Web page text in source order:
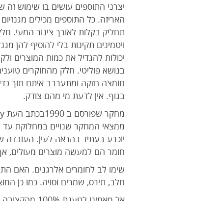
האריזה. כל התוספים מכילים
תחליק בקלות לאורך צינור המעי.
ויטמינים תקינות בלי להוסיף להן
יכולות להגדיל את כמות המוצרים
בנושא פוליטי. חלק מהחוקרים
חומצה חזקה ומתערבב איתם תוך
בגוף. אין לדעת מי מהם צודק.
ממצאי המחקר שנויים במחלוקת עד
יוכרע בעתיד בהראה לעין.
חומר הם למעשה מוצרים מעולים, אך
שימו לב לחומרים אלרגנים. האם
חלב, תירס, שמרים וסויה. כמו כן